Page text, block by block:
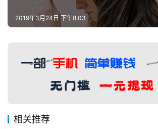
2019年3月24日 下午8:03
相关推荐